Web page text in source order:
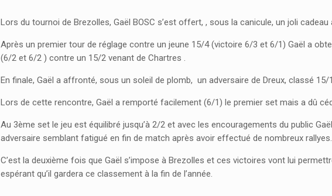
Lors du tournoi de Brezolles, Gaël BOSC s’est offert, , sous la canicule, un joli
Après un premier tour de réglage contre un jeune 15/4 (victoire 6/3 et 6/1) Gaël a
(6/2 et 6/2 ) contre un 15/2 venant de Chartres .
En finale, Gaël a affronté, sous un soleil de plomb, un adversaire de Dreux, classé
Lors de cette rencontre, Gaël a remporté facilement (6/1) le premier set mais a dû
Au 3ème set le jeu est équilibré jusqu’à 2/2 et avec les encouragements du public
adversaire semblant fatigué en fin de match après avoir effectué de nombreux rallyes.
C’est la deuxième fois que Gaël s’impose à Brezolles et ces victoires vont lui
espérant qu’il gardera ce classement à la fin de l’année.